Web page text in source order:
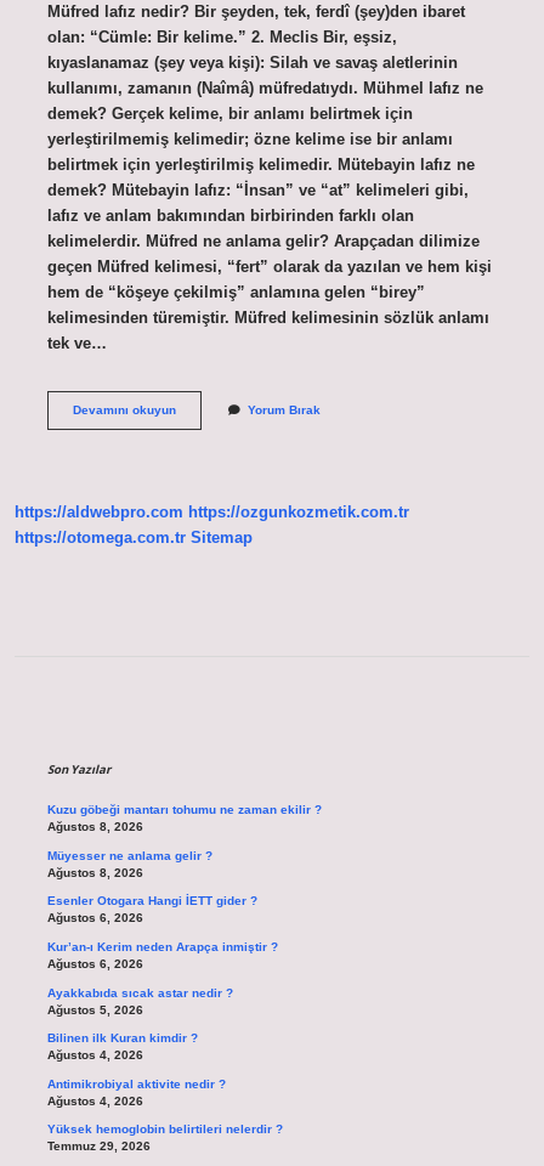
Müfred lafız nedir? Bir şeyden, tek, ferdî (şey)den ibaret
olan: “Cümle: Bir kelime.” 2. Meclis Bir, eşsiz,
kıyaslanamaz (şey veya kişi): Silah ve savaş aletlerinin
kullanımı, zamanın (Naîmâ) müfredatıydı. Mühmel lafız ne
demek? Gerçek kelime, bir anlamı belirtmek için
yerleştirilmemiş kelimedir; özne kelime ise bir anlamı
belirtmek için yerleştirilmiş kelimedir. Mütebayin lafız ne
demek? Mütebayin lafız: “İnsan” ve “at” kelimeleri gibi,
lafız ve anlam bakımından birbirinden farklı olan
kelimelerdir. Müfred ne anlama gelir? Arapçadan dilimize
geçen Müfred kelimesi, “fert” olarak da yazılan ve hem kişi
hem de “köşeye çekilmiş” anlamına gelen “birey”
kelimesinden türemiştir. Müfred kelimesinin sözlük anlamı
tek ve…
Devamını okuyunMüfred
Yorum Bırak
https://aldwebpro.com https://ozgunkozmetik.com.tr
https://otomega.com.tr Sitemap
Son Yazılar
Kuzu göbeği mantarı tohumu ne zaman ekilir ?
Ağustos 8, 2026
Müyesser ne anlama gelir ?
Ağustos 8, 2026
Esenler Otogara Hangi İETT gider ?
Ağustos 6, 2026
Kur’an-ı Kerim neden Arapça inmiştir ?
Ağustos 6, 2026
Ayakkabıda sıcak astar nedir ?
Ağustos 5, 2026
Bilinen ilk Kuran kimdir ?
Ağustos 4, 2026
Antimikrobiyal aktivite nedir ?
Ağustos 4, 2026
Yüksek hemoglobin belirtileri nelerdir ?
Temmuz 29, 2026